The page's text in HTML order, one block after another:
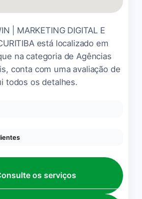
Ótima experiência, empresa
de pessoas honestas e
em especial a
que sempre me
atendeu com muito carinho.
| MARKETING DIGITAL E
está localizado em
na categoria de Agências
conta com uma avaliação de
todos os detalhes.
e ótimo custo
os serviços